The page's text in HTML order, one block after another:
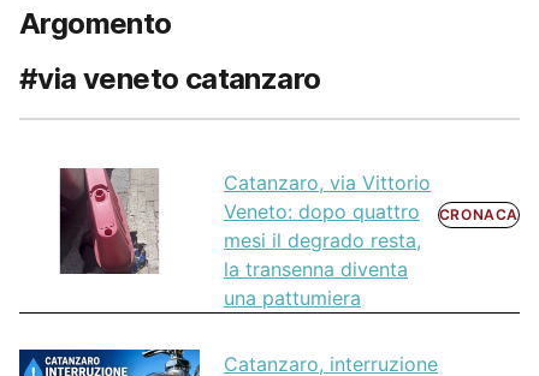
Argomento
#via veneto catanzaro
Catanzaro, via Vittorio
Veneto: dopo quattro
mesi il degrado resta,
la transenna diventa
una pattumiera
CRONACA
Catanzaro, interruzione